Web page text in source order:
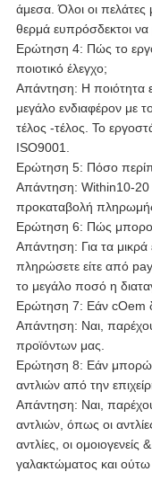
άμεσα. Όλοι οι πελάτες
θερμά ευπρόσδεκτοι
Ερώτηση 4: Πώς το
ποιοτικό έλεγχο;
Απάντηση: Η ποιότητα
μεγάλο ενδιαφέρον με
τέλος -τέλος. Το
ISO9001.
Ερώτηση 5: Πόσο
Απάντηση: Within10-20
προκαταβολή
Ερώτηση 6: Πώς
Απάντηση: Για τα
πληρώσετε είτε από
το μεγάλο ποσό η
Ερώτηση 7: Εάν cOem
Απάντηση: Ναι,
προϊόντων μας.
Ερώτηση 8: Εάν μπορώ
αντλιών από την
Απάντηση: Ναι,
αντλιών, όπως οι
αντλίες, οι
γαλακτώματος και ούτω